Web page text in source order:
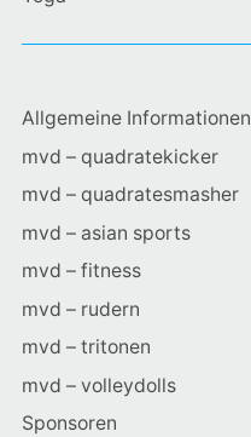
Allgemeine Informationen
mvd – quadratekicker
mvd – quadratesmasher
mvd – asian sports
mvd – fitness
mvd – rudern
mvd – tritonen
mvd – volleydolls
Sponsoren